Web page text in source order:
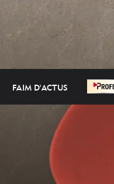
FAIM D'ACTUS